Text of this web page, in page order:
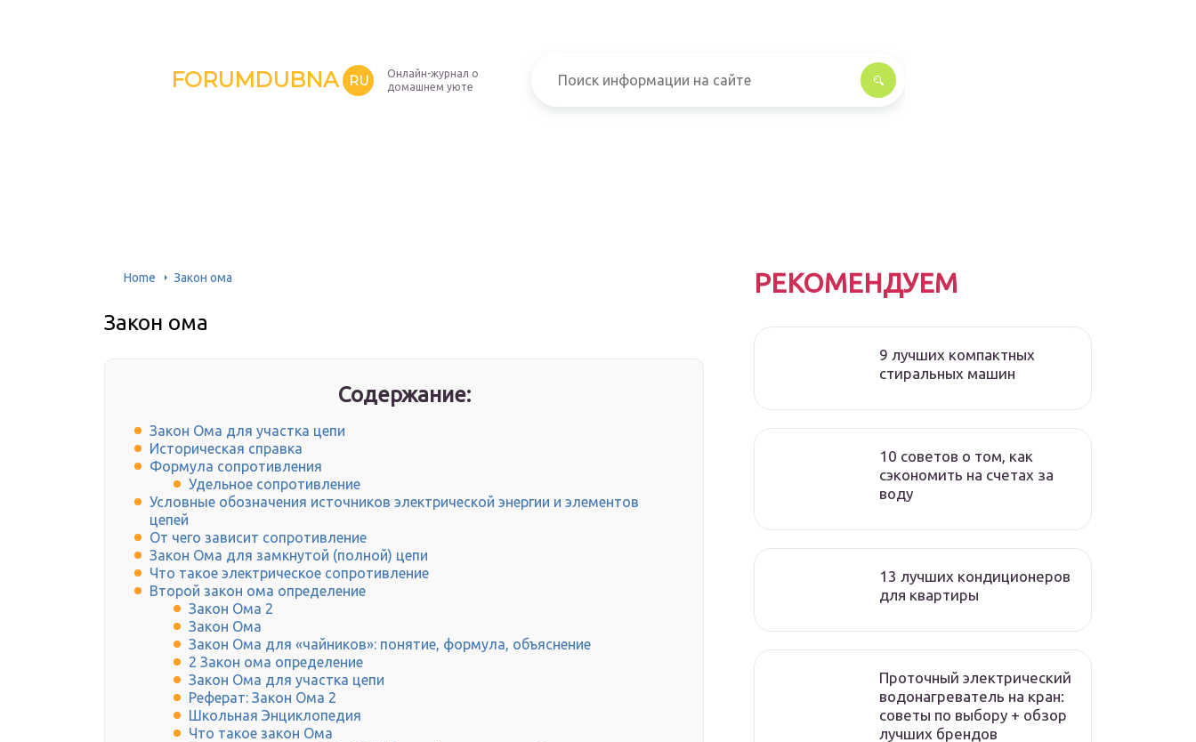
FORUMDUBNA RU
Онлайн-журнал о
домашнем уюте
Home Закон ома
Закон ома
Содержание:
Закон Ома для участка цепи
Историческая справка
Формула сопротивления
Удельное сопротивление
Условные обозначения источников электрической энергии и элементов
цепей
От чего зависит сопротивление
Закон Ома для замкнутой (полной) цепи
Что такое электрическое сопротивление
Второй закон ома определение
Закон Ома 2
Закон Ома
Закон Ома для «чайников»: понятие, формула, объяснение
2 Закон ома определение
Закон Ома для участка цепи
Реферат: Закон Ома 2
Школьная Энциклопедия
Что такое закон Ома
РЕКОМЕНДУЕМ
9 лучших компактных
стиральных машин
10 советов о том, как
сэкономить на счетах за
воду
13 лучших кондиционеров
для квартиры
Проточный электрический
водонагреватель на кран:
советы по выбору + обзор
лучших брендов